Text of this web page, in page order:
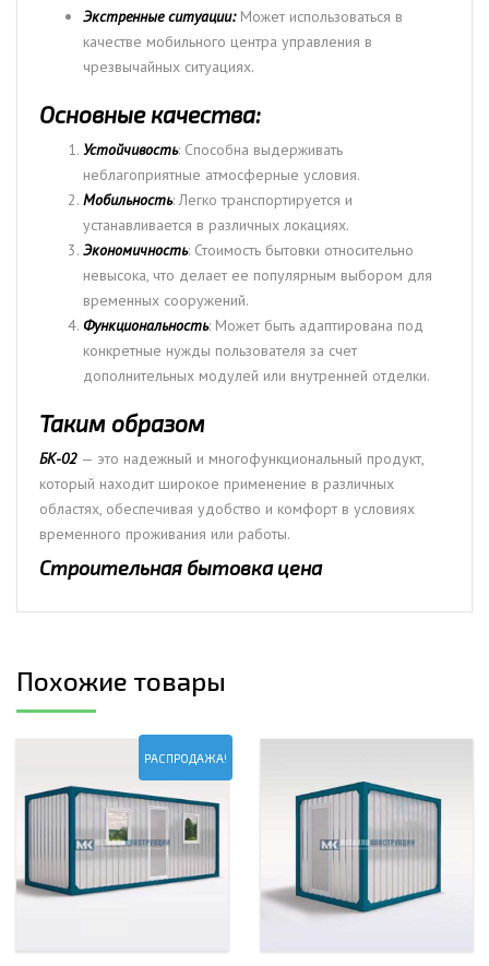
Экстренные ситуации:Может использоваться в
качестве мобильного центра управления в
чрезвычайных ситуациях.
Основные качества:
Устойчивость: Способна выдерживать
неблагоприятные атмосферные условия.
Мобильность: Легко транспортируется и
устанавливается в различных локациях.
Экономичность: Стоимость бытовки относительно
невысока, что делает ее популярным выбором для
временных сооружений.
Функциональность: Может быть адаптирована под
конкретные нужды пользователя за счет
дополнительных модулей или внутренней отделки.
Таким образом
БК-02 — это надежный и многофункциональный продукт,
который находит широкое применение в различных
областях, обеспечивая удобство и комфорт в условиях
временного проживания или работы.
Строительная бытовка цена
Похожие товары
РАСПРОДАЖА!